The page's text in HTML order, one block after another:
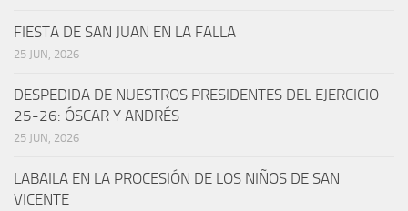
FIESTA DE SAN JUAN EN LA FALLA
25 JUN, 2026
DESPEDIDA DE NUESTROS PRESIDENTES DEL EJERCICIO
25-26: ÓSCAR Y ANDRÉS
25 JUN, 2026
LABAILA EN LA PROCESIÓN DE LOS NIÑOS DE SAN
VICENTE